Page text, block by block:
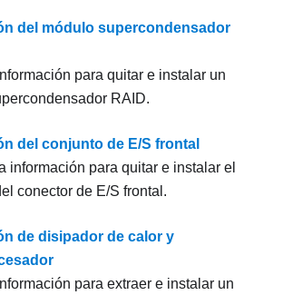
del módulo supercondensador
para quitar e instalar un
RAID.
del conjunto de E/S frontal
información para quitar e instalar el
conector de E/S frontal.
de disipador de calor y
para extraer e instalar un